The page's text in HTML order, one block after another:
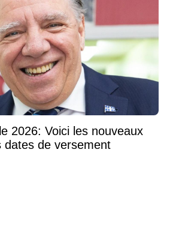
2026: Voici les nouveaux
dates de versement